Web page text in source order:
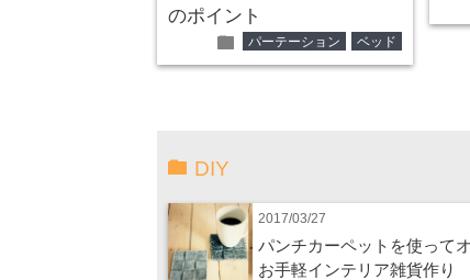
のポイント
folder パーテーション ベッド
DIY
2017/03/27
パンチカーペットを使って
お手軽インテリア雑貨作り